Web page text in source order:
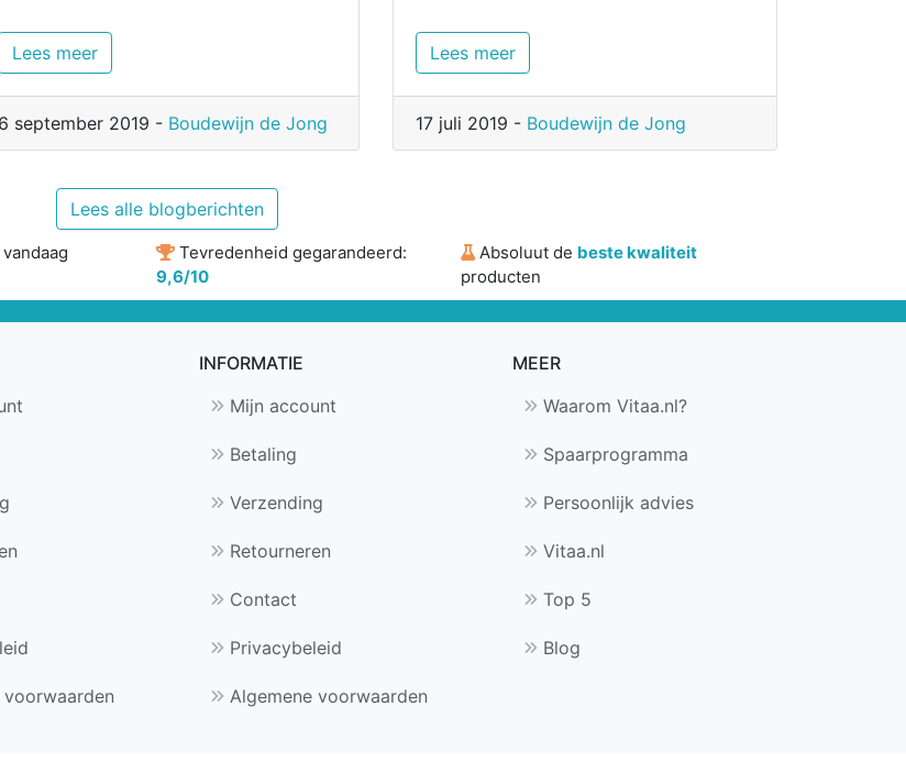
Lees meer
6 september 2019 - Boudewijn de Jong
Lees meer
17 juli 2019 - Boudewijn de Jong
Lees alle blogberichten
vandaag
Tevredenheid gegarandeerd:
9,6/10
Absoluut de beste kwaliteit
producten
INFORMATIE
Mijn account
Betaling
Verzending
Retourneren
Contact
Privacybeleid
Algemene voorwaarden
MEER
Waarom Vitaa.nl?
Spaarprogramma
Persoonlijk advies
Vitaa.nl
Top 5
Blog